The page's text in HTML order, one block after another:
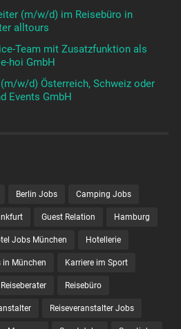
(m/w/d) im Reisebüro in
alltours
Team mit Zusatzfunktion als
hoi GmbH
w/d) Österreich, Schweiz oder
Events GmbH
Berlin Jobs Camping Jobs
Guest Relation Hamburg
Jobs München Hotellerie
in München Karriere im Sport
Reiseberater Reisebüro
Reiseveranstalter Jobs